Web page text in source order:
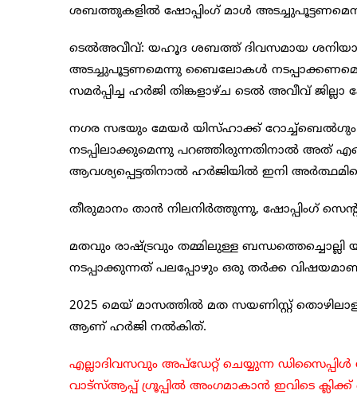
ശബത്തുകളില്‍ ഷോപ്പിംഗ് മാള്‍
ടെല്‍അവീവ്: യഹൂദ ശബത്ത് ദിവസമായ
അടച്ചുപൂട്ടണമെന്നു ബൈലോകള്‍
സമര്‍പ്പിച്ച ഹര്‍ജി തിങ്കളാഴ്ച ടെല്‍ അവീവ് ജില്ലാ
നഗര സഭയും മേയര്‍ യിസ്ഹാക്ക് റോച്ച്ബെല്‍ഗും
നടപ്പിലാക്കുമെന്നു പറഞ്ഞിരുന്നതിനാല്‍ അത്
ആവശ്യപ്പെട്ടതിനാല്‍ ഹര്‍ജിയില്‍ ഇനി
തീരുമാനം താന്‍ നിലനിര്‍ത്തുന്നു, ഷോപ്പിംഗ്
മതവും രാഷ്ട്രവും തമ്മിലുള്ള
നടപ്പാക്കുന്നത് പലപ്പോഴും ഒരു തര്‍ക്ക
2025 മെയ് മാസത്തില്‍ മത സയണിസ്റ്റ്
ആണ് ഹര്‍ജി നല്‍കിത്.
എല്ലാദിവസവും അപ്ഡേറ്റ് ചെയ്യുന്ന
വാട്സ്ആപ്പ് ഗ്രൂപ്പിൽ അംഗമാകാൻ ഇവിടെ